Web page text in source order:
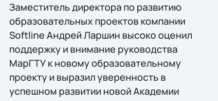
Заместитель директора по развитию
образовательных проектов компании
Softline Андрей Ларшин высоко оценил
поддержку и внимание руководства
МарГТУ к новому образовательному
проекту и выразил уверенность в
успешном развитии новой Академии